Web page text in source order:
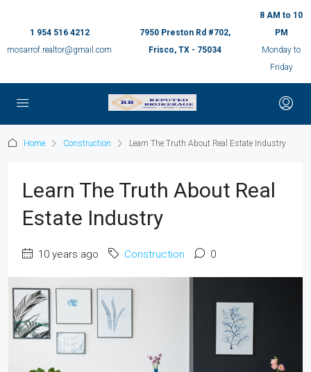
1 954 516 4212
mosarrof.realtor@gmail.com
7950 Preston Rd #702,
Frisco, TX - 75034
8 AM to 10
PM
Monday to
Friday
Home Construction Learn The Truth About Real Estate Industry
Learn The Truth About Real
Estate Industry
10 years ago Construction 0